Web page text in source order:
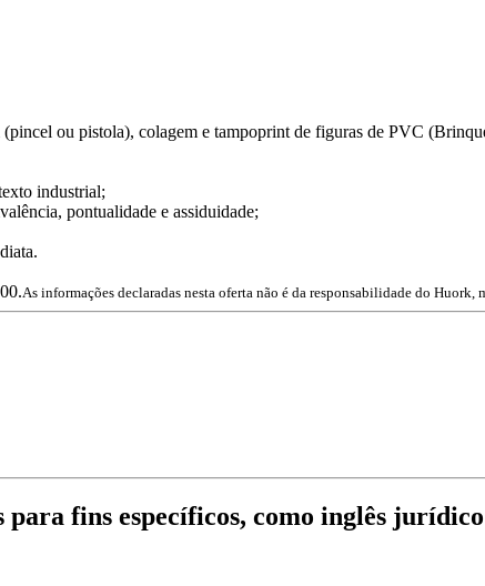
ou pistola), colagem e tampoprint de figuras de PVC
industrial;
pontualidade e assiduidade;
As informações declaradas nesta oferta não é da responsabilidade do
para fins específicos, como inglês